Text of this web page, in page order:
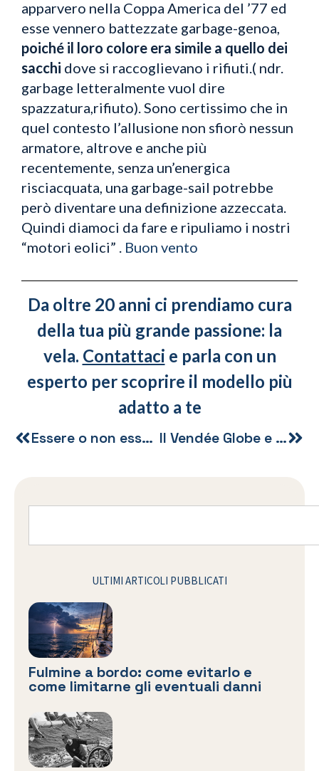
apparvero nella Coppa America del ’77 ed
esse vennero battezzate garbage-genoa,
poiché il loro colore era simile a quello dei
sacchi dove si raccoglievano i rifiuti.( ndr.
garbage letteralmente vuol dire
spazzatura,rifiuto). Sono certissimo che in
quel contesto l’allusione non sfiorò nessun
armatore, altrove e anche più
recentemente, senza un’energica
risciacquata, una garbage-sail potrebbe
però diventare una definizione azzeccata.
Quindi diamoci da fare e ripuliamo i nostri
“motori eolici” . Buon vento
Da oltre 20 anni ci prendiamo cura
della tua più grande passione: la
vela. Contattaci e parla con un
esperto per scoprire il modello più
adatto a te
Essere o non essere skipper Il Vendée Globe e 38 milioni di francesi
ULTIMI ARTICOLI PUBBLICATI
Fulmine a bordo: come evitarlo e
come limitarne gli eventuali danni